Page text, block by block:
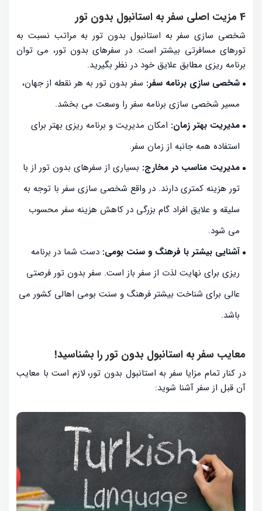
4 مزیت اصلی سفر به استانبول بدون تور
شخصی سازی سفر به استانبول بدون تور به مراتب نسبت به
تورهای مسافرتی بیشتر است. در سفرهای بدون تور، می توان
برنامه ریزی مطابق علایق خود در نظر بگیرید.
شخصی سازی برنامه سفر: سفر بدون تور به هر نقطه از جهان،
مسیر شخصی سازی برنامه سفر را وسعت می بخشد.
مدیریت بهتر زمان: امکان مدیریت و برنامه ریزی بهتر برای
استفاده همه جانبه از زمان سفر.
مدیریت مناسب در مخارج: بسیاری از سفرهای بدون تور از با
تور هزینه کمتری دارند. در واقع شخصی سازی سفر با توجه به
سلیقه و علایق افراد گام بزرگی در کاهش هزینه سفر محسوب
می شود.
آشنایی بیشتر با فرهنگ و سنت بومی: دست شما در برنامه
ریزی برای نهایت لذت از سفر باز است. سفر بدون تور فرصتی
عالی برای شناخت بیشتر فرهنگ و سنت بومی اهالی کشور می
باشد.
معایب سفر به استانبول بدون تور را بشناسید!
در کنار تمام مزایا سفر به استانبول بدون تور، لازم است با معایب
آن قبل از سفر آشنا شوید: